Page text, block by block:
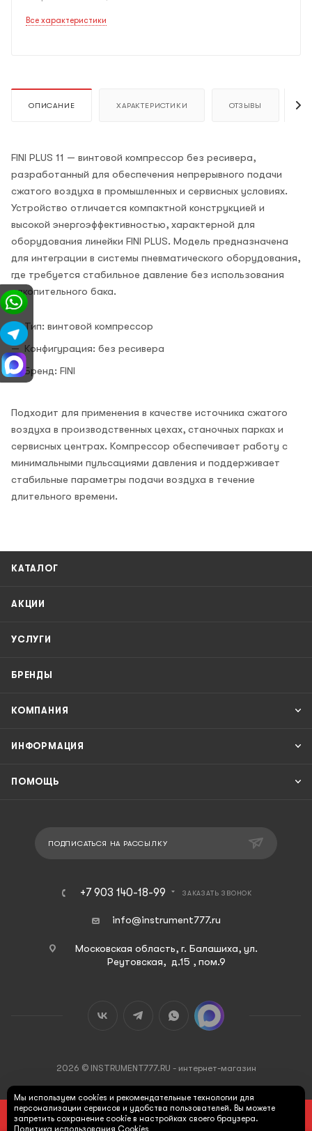
ПОД ЗАКАЗ
Все характеристики
ОПИСАНИЕ ХАРАКТЕРИСТИКИ ОТЗЫВЫ
FINI PLUS 11 — винтовой компрессор без ресивера,
разработанный для обеспечения непрерывного подачи
сжатого воздуха в промышленных и сервисных условиях.
Устройство отличается компактной конструкцией и
высокой энергоэффективностью, характерной для
оборудования линейки FINI PLUS. Модель предназначена
для интеграции в системы пневматического оборудования,
где требуется стабильное давление без использования
накопительного бака.
Тип: винтовой компрессор
Конфигурация: без ресивера
Бренд: FINI
Подходит для применения в качестве источника сжатого
воздуха в производственных цехах, станочных парках и
сервисных центрах. Компрессор обеспечивает работу с
минимальными пульсациями давления и поддерживает
стабильные параметры подачи воздуха в течение
длительного времени.
КАТАЛОГ
АКЦИИ
УСЛУГИ
БРЕНДЫ
КОМПАНИЯ
ИНФОРМАЦИЯ
ПОМОЩЬ
ПОДПИСАТЬСЯ НА РАССЫЛКУ
+7 903 140-18-99 ЗАКАЗАТЬ ЗВОНОК
info@instrument777.ru
Московская область, г. Балашиха, ул.
Реутовская, д.15 , пом.9
2026 © INSTRUMENT777.RU - интернет-магазин
Мы используем cookies и рекомендательные технологии для
персонализации сервисов и удобства пользователей. Вы можете
запретить сохранение cookie в настройках своего браузера.
Политика использования Cookies